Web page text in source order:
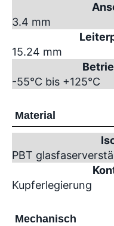
3.4 mm
15.24 mm
-55°C bis +125°C
Material
PBT
Kupferlegierung
Mechanisch